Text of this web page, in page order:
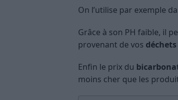
On l’utilise par exemple
Grâce à son PH faible, il
provenant de vos
Enfin le prix du
moins cher que les